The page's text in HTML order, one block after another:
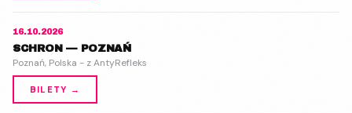
16.10.2026
SCHRON — POZNAŃ
Poznań, Polska - z AntyRefleks
BILETY →